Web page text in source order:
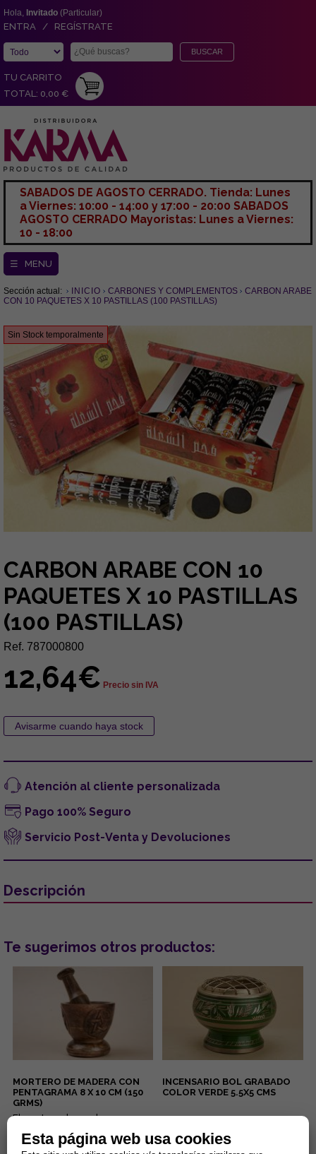
Hola, Invitado (Particular)
ENTRA / REGÍSTRATE
TU CARRITO
TOTAL: 0,00 €
SABADOS DE AGOSTO CERRADO. Tienda: Lunes
a Viernes: 10:00 - 14:00 y 17:00 - 20:00 SABADOS
AGOSTO CERRADO Mayoristas: Lunes a Viernes:
10 - 18:00
☰ MENU
Sección actual: INICIO CARBONES Y COMPLEMENTOS
CARBON ARABE
CON 10 PAQUETES X 10 PASTILLAS (100 PASTILLAS)
Sin Stock temporalmente
CARBON ARABE CON 10
PAQUETES X 10 PASTILLAS
(100 PASTILLAS)
Ref. 787000800
12,64€ Precio sin IVA
Atención al cliente personalizada
Pago 100% Seguro
Servicio Post-Venta y Devoluciones
Descripción
Te sugerimos otros productos:
MORTERO DE MADERA CON
PENTAGRAMA 8 X 10 CM (150
GRMS)
El mortero de madera con
gramos) es una herramienta
esotérica para el uso en alta...
INCENSARIO BOL GRABADO
COLOR VERDE 5.5X5 CMS
...
Esta página web usa cookies